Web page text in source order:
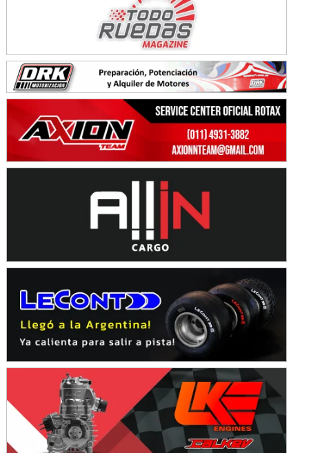
Ciudad de Trenque Lauquen (Asfalto)
ENTRERRIANO - F6 (POSTERGADA)
Parque de la Velocidad (Asfalto)
VICTORIENSE - F7
El Cerro (Tierra)
Victoria (Entre Ríos)
Moto Club Reginense (Tierra)
Gral. E. Godoy (Río Negro)
Humboldt (Santa Fe)
NORESTE SANTAFESINO - F6
Ciudad de Avellaneda (Asfalto)
SUR SANTAFESINO - F4
Rufino (Santa Fe)
TUCUMANO - F5
Juan Navarro (Asfalto)
El Timbó (Tucumán)